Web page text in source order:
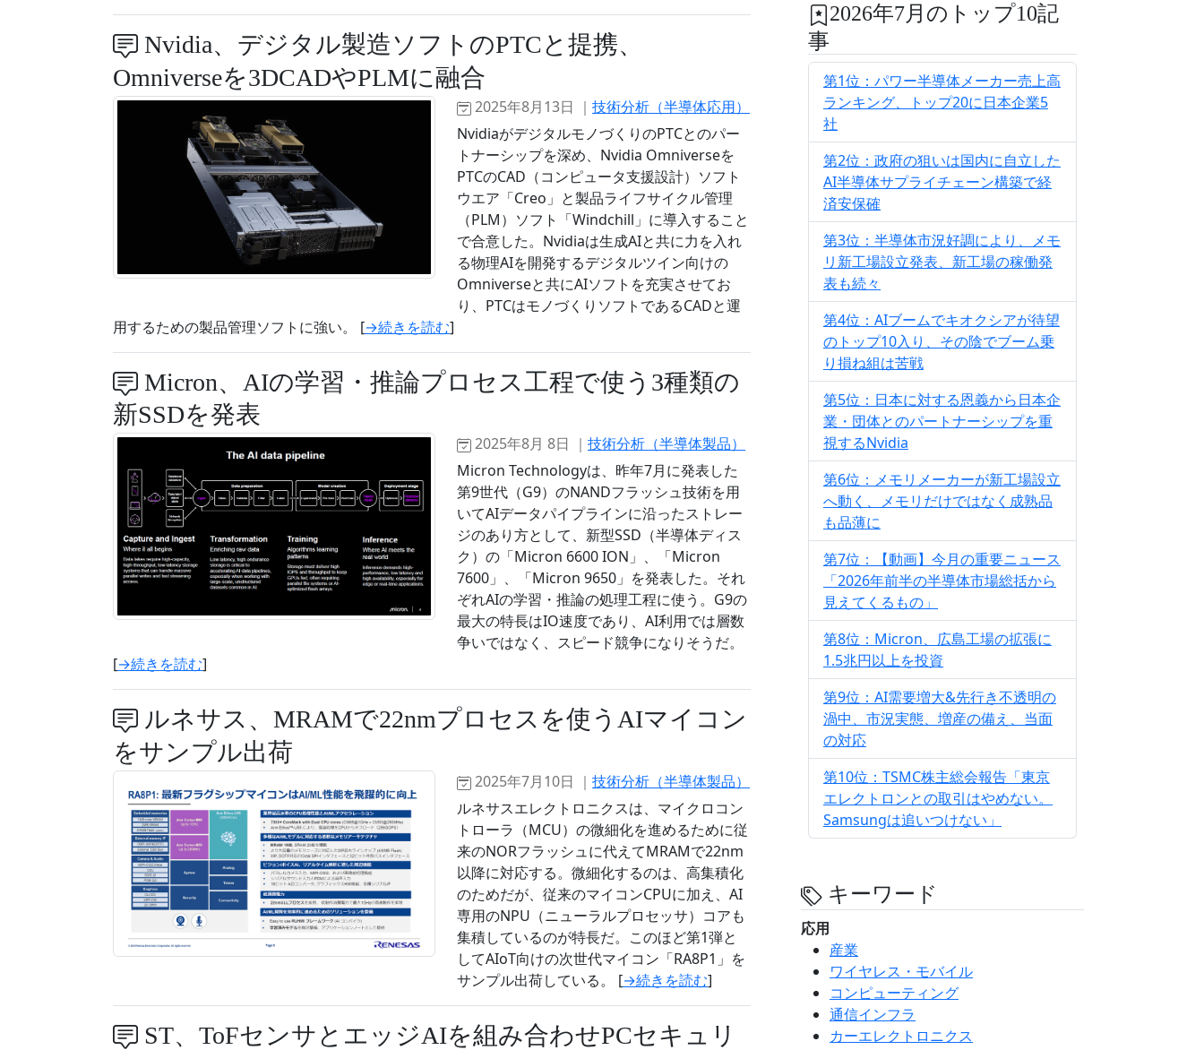
Nvidia、デジタル製造ソフトのPTCと提携、
Omniverseを3DCADやPLMに融合
2025年8月13日 ｜ 技術分析（半導体応用）
NvidiaがデジタルモノづくりのPTCとのパー
トナーシップを深め、Nvidia Omniverseを
PTCのCAD（コンピュータ支援設計）ソフト
ウエア「Creo」と製品ライフサイクル管理
（PLM）ソフト「Windchill」に導入すること
で合意した。Nvidiaは生成AIと共に力を入れ
る物理AIを開発するデジタルツイン向けの
Omniverseと共にAIソフトを充実させてお
り、PTCはモノづくりソフトであるCADと運
用するための製品管理ソフトに強い。 [→続きを読む]
Micron、AIの学習・推論プロセス工程で使う3種類の
新SSDを発表
2025年8月 8日 ｜ 技術分析（半導体製品）
Micron Technologyは、昨年7月に発表した
第9世代（G9）のNANDフラッシュ技術を用
いてAIデータパイプラインに沿ったストレー
ジのあり方として、新型SSD（半導体ディス
ク）の「Micron 6600 ION」、「Micron
7600」、「Micron 9650」を発表した。それ
ぞれAIの学習・推論の処理工程に使う。G9の
最大の特長はIO速度であり、AI利用では層数
争いではなく、スピード競争になりそうだ。
[→続きを読む]
ルネサス、MRAMで22nmプロセスを使うAIマイコン
をサンプル出荷
2025年7月10日 ｜ 技術分析（半導体製品）
ルネサスエレクトロニクスは、マイクロコン
トローラ（MCU）の微細化を進めるために従
来のNORフラッシュに代えてMRAMで22nm
以降に対応する。微細化するのは、高集積化
のためだが、従来のマイコンCPUに加え、AI
専用のNPU（ニューラルプロセッサ）コアも
集積しているのが特長だ。このほど第1弾と
してAIoT向けの次世代マイコン「RA8P1」を
サンプル出荷している。 [→続きを読む]
ST、ToFセンサとエッジAIを組み合わせPCセキュリ
2026年7月のトップ10記
事
第1位：パワー半導体メーカー売上高
ランキング、トップ20に日本企業5
社
第2位：政府の狙いは国内に自立した
AI半導体サプライチェーン構築で経
済安保確
第3位：半導体市況好調により、メモ
リ新工場設立発表、新工場の稼働発
表も続々
第4位：AIブームでキオクシアが待望
のトップ10入り、その陰でブーム乗
り損ね組は苦戦
第5位：日本に対する恩義から日本企
業・団体とのパートナーシップを重
視するNvidia
第6位：メモリメーカーが新工場設立
へ動く、メモリだけではなく成熟品
も品薄に
第7位：【動画】今月の重要ニュース
「2026年前半の半導体市場総括から
見えてくるもの」
第8位：Micron、広島工場の拡張に
1.5兆円以上を投資
第9位：AI需要増大&先行き不透明の
渦中、市況実態、増産の備え、当面
の対応
第10位：TSMC株主総会報告「東京
エレクトロンとの取引はやめない。
Samsungは追いつけない」
キーワード
応用
産業
ワイヤレス・モバイル
コンピューティング
通信インフラ
カーエレクトロニクス